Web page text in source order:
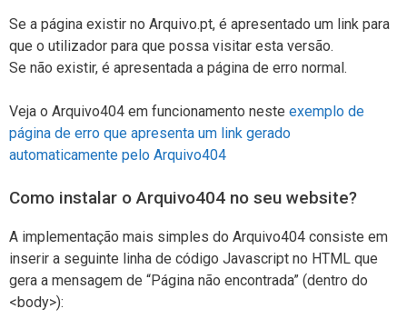
Se a página existir no Arquivo.pt, é apresentado um link para
que o utilizador para que possa visitar esta versão.
Se não existir, é apresentada a página de erro normal.
Veja o Arquivo404 em funcionamento neste exemplo de
página de erro que apresenta um link gerado
automaticamente pelo Arquivo404
Como instalar o Arquivo404 no seu website?
A implementação mais simples do Arquivo404 consiste em
inserir a seguinte linha de código Javascript no HTML que
gera a mensagem de “Página não encontrada” (dentro do
<body>):